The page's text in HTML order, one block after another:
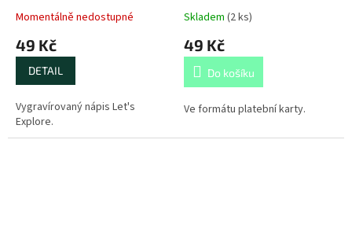
Momentálně nedostupné
49 Kč
DETAIL
Vygravírovaný nápis Let's
Explore.
Skladem (2 ks)
49 Kč
Do košíku
Ve formátu platební karty.